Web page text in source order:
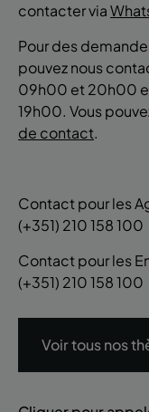
contacter via
Pour des
pouvez nous
09h00 et 20h00
19h00. Vous
de contact.
Contact pour les
(+351) 210 158 100
Contact pour les
(+351) 210 158 100
Voir tous nos